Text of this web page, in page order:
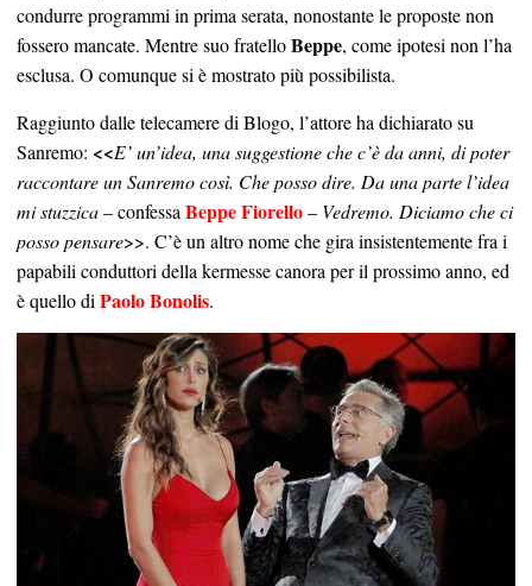
condurre programmi in prima serata, nonostante le proposte non
fossero mancate. Mentre suo fratelloBeppe, come ipotesi non l’ha
esclusa. O comunque si è mostrato più possibilista.
Raggiunto dalle telecamere di Blogo, l’attore ha dichiarato su
Sanremo: <<E’ un’idea, una suggestione che c’è da anni, di poter
raccontare un Sanremo così. Che posso dire. Da una parte l’idea
mi stuzzica– confessa Beppe Fiorello– Vedremo. Diciamo che ci
posso pensare>>. C’è un altro nome che gira insistentemente fra i
papabili conduttori della kermesse canora per il prossimo anno, ed
è quello di Paolo Bonolis.